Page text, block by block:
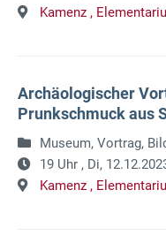
Kamenz ,
Archäologischer
Prunkschmuck aus
Museum, Vortrag,
19 Uhr , Di,
Kamenz ,